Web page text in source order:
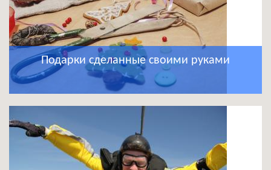
Подарки сделанные своими руками